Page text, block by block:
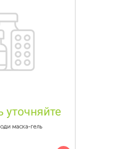
уточняйте
маска-гель